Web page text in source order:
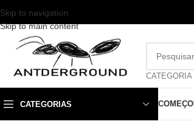
Skip to navigation
Skip to main content
CATEGORIA
CATEGORIAS COMEÇO